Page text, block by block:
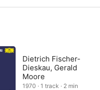
Dietrich Fischer-
Dieskau, Gerald
Moore
1970 · 1 track · 2 min